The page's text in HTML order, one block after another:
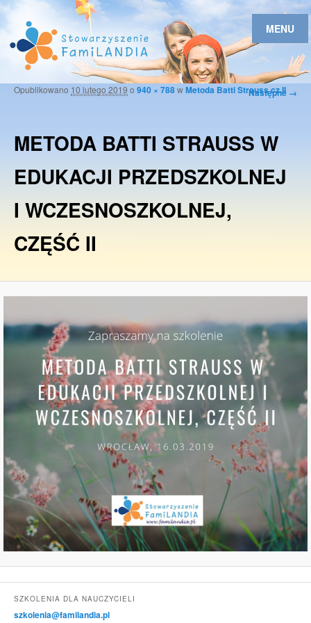
MENU
Nawigacja
Następne →
METODA BATTI STRAUSS W
EDUKACJI PRZEDSZKOLNEJ
I WCZESNOSZKOLNEJ,
CZĘŚĆ II
Opublikowano 10 lutego 2019 o 940 × 788wMetoda Batti Strauss cz.II
SZKOLENIA DLA NAUCZYCIELI
szkolenia@familandia.pl